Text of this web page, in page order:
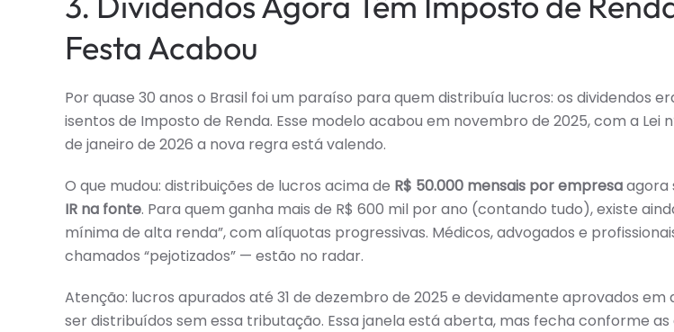
Festa Acabou
Por quase 30 anos o Brasil foi um paraíso para quem distribuía lucros: os dividendos
isentos de Imposto de Renda. Esse modelo acabou em novembro de 2025, com a Lei
de janeiro de 2026 a nova regra está valendo.
O que mudou: distribuições de lucros acima de R$ 50.000 mensais por empresaagora
IR na fonte. Para quem ganha mais de R$ 600 mil por ano (contando tudo), existe
mínima de alta renda”, com alíquotas progressivas. Médicos, advogados e
chamados “pejotizados” — estão no radar.
Atenção: lucros apurados até 31 de dezembro de 2025 e devidamente aprovados em
ser distribuídos sem essa tributação. Essa janela está aberta, mas fecha conforme